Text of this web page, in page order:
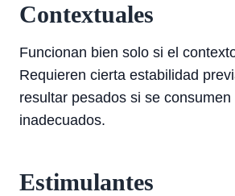
Contextuales
Funcionan bien solo si el
Requieren cierta estabilidad
resultar pesados si se
inadecuados.
Estimulantes